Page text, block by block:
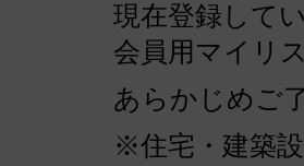
現在登録して
会員用マイリ
あらかじめご
※住宅・建築